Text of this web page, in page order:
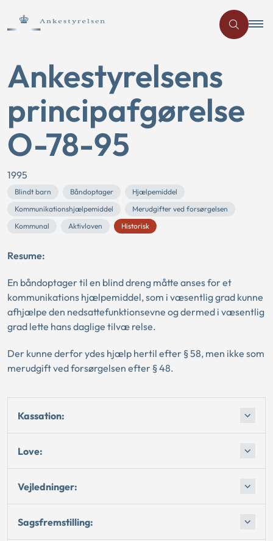
Ankestyrelsens
principafgørelse
O-78-95
1995
Blindt barn Båndoptager
Hjælpemiddel
Kommunikationshjælpemiddel
Merudgifter ved forsørgelsen
Kommunal
Aktivloven Historisk
Resume:
En båndoptager til en blind dreng måtte anses for et
kommunikations hjælpemiddel, som i væsentlig grad kunne
afhjælpe den nedsattefunktionsevne og dermed i væsentlig
grad lette hans daglige tilvæ relse.
Der kunne derfor ydes hjælp hertil efter § 58, men ikke som
merudgift ved forsørgelsen efter § 48.
Kassation:
Love:
Vejledninger:
Sagsfremstilling: